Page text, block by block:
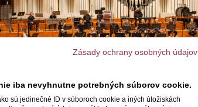
Zásady ochrany osobných údajov
iba nevyhnutne potrebných súborov cookie.
sú jedinečné ID v súboroch cookie a iných úložiskách